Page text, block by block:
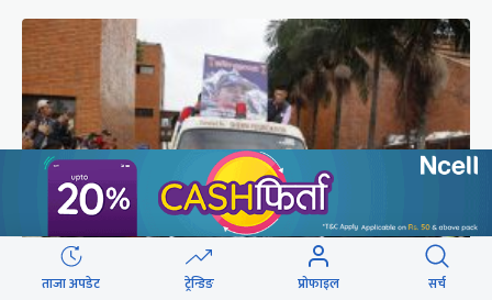
ताजा अपडेट ट्रेन्डिङ प्रोफाइल सर्च